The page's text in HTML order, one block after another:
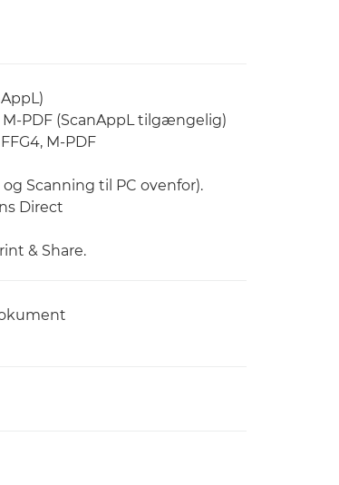
M-PDF (ScanAppL tilgængelig)
M-PDF
Scanning til PC ovenfor).
Direct
& Share.